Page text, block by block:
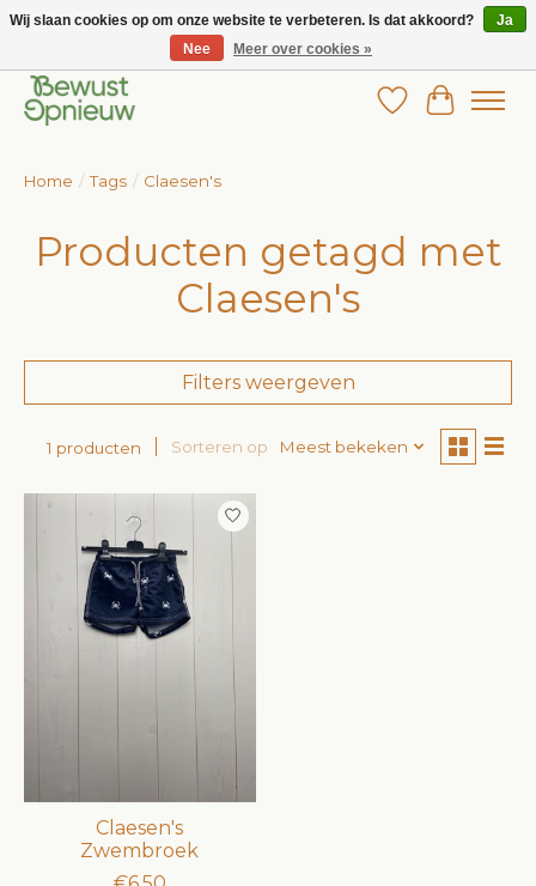
Wij bieden het grootste aanbod in betaalbare kinderkleding!
Verlanglijst
Home / Tags / Claesen's
Producten getagd met
Claesen's
Filters weergeven
1 producten Sorteren op Meest bekeken
Claesen's
Zwembroek
Wij slaan cookies op om onze website te verbeteren. Is dat akkoord?
Ja
Nee
Meer over cookies »